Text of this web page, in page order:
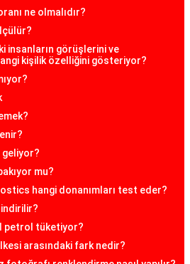
ne olmalıdır?
insanların görüşlerini ve
kişilik özelliğini gösteriyor?
geliyor?
mu?
hangi donanımları test eder?
petrol tüketiyor?
arasındaki fark nedir?